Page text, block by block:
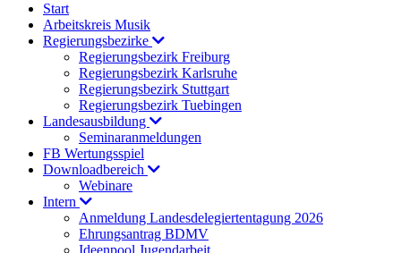
Start
Arbeitskreis Musik
Regierungsbezirke
Regierungsbezirk Freiburg
Regierungsbezirk Karlsruhe
Regierungsbezirk Stuttgart
Regierungsbezirk Tuebingen
Landesausbildung
Seminaranmeldungen
FB Wertungsspiel
Downloadbereich
Webinare
Intern
Anmeldung Landesdelegiertentagung 2026
Ehrungsantrag BDMV
Ideenpool Jugendarbeit